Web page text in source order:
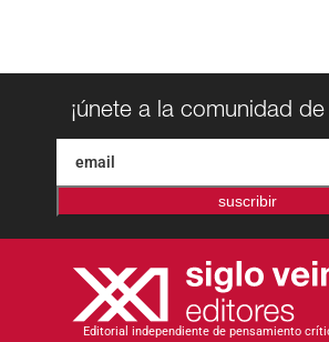
¡únete a la comunidad de
suscribir
Editorial independiente de pensamiento